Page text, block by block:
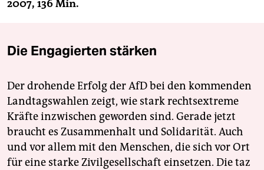
2007, 136 Min.
Die Engagierten stärken
Der drohende Erfolg der AfD bei den kommenden
Landtagswahlen zeigt, wie stark rechtsextreme
Kräfte inzwischen geworden sind. Gerade jetzt
braucht es Zusammenhalt und Solidarität. Auch
und vor allem mit den Menschen, die sich vor Ort
für eine starke Zivilgesellschaft einsetzen. Die taz